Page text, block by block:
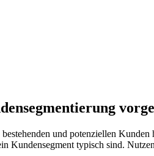
und potenziellen
Kundensegment typisch sind.